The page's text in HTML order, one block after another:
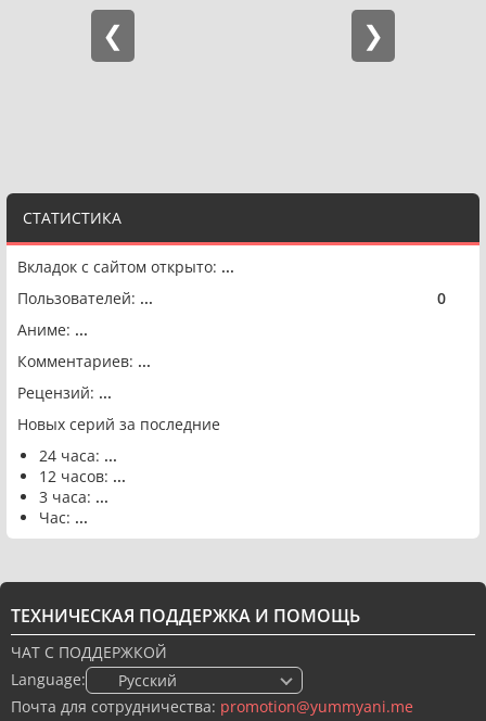
СТАТИСТИКА
Вкладок с сайтом открыто: ...
Пользователей: ... 0
Аниме: ...
Комментариев: ...
Рецензий: ...
Новых серий за последние
24 часа: ...
12 часов: ...
3 часа: ...
Час: ...
ТЕХНИЧЕСКАЯ ПОДДЕРЖКА И ПОМОЩЬ
ЧАТ С ПОДДЕРЖКОЙ
Language:
🇷🇺 Русский
Почта для сотрудничества: promotion@yummyani.me